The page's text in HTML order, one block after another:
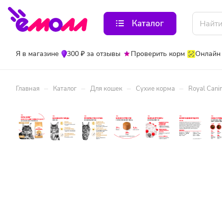
Каталог
Я в магазине 300 ₽ за отзывы Проверить корм Онлайн
Главная – Каталог – Для кошек – Сухие корма – Royal